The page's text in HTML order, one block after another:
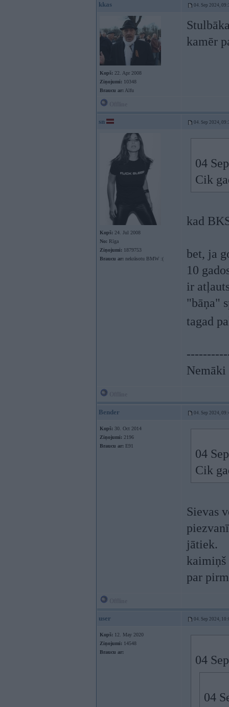
kkas 04. Sep 2024,
Kopš: 22. Apr 2008
Ziņojumi: 10348
Braucu ar: Alfu
kamēr
sn 04. Sep 2024,
Kopš: 24. Jul 2008
No: Rīga
Ziņojumi: 1879753
Braucu ar: nekrāsotu BMW :(
04
Cik
kad
bet, ja
10
ir
"bāņa"
tagad
Bender 04. Sep 2024,
Kopš: 30. Oct 2014
Ziņojumi: 2196
Braucu ar: E91
04
Cik
Sievas
jātiek.
kaimiņš
par
user 04. Sep 2024,
Kopš: 12. May 2020
Ziņojumi: 14548
Braucu ar:
04
04